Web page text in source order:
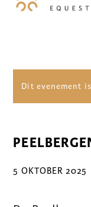
Dit evenement
5 OKTOBER 2025